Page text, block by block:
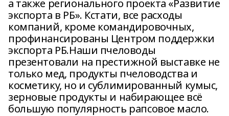
а также регионального проекта «Развитие
экспорта в РБ». Кстати, все расходы
компаний, кроме командировочных,
профинансированы Центром поддержки
экспорта РБ.Наши пчеловоды
презентовали на престижной выставке не
только мед, продукты пчеловодства и
косметику, но и сублимированный кумыс,
зерновые продукты и набирающее всё
большую популярность рапсовое масло.